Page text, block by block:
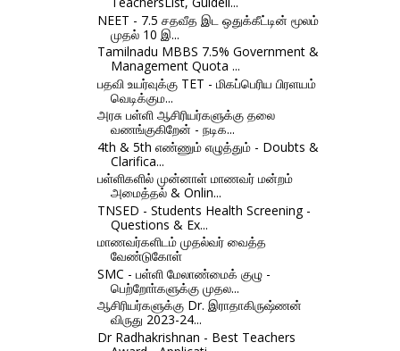
NEET - 7.5 சதவீத இட ஒதுக்கீட்டின் மூலம்
முதல் 10 இ...
Tamilnadu MBBS 7.5% Government &
Management Quota ...
பதவி உயர்வுக்கு TET - மிகப்பெரிய பிரளயம்
வெடிக்கும...
அரசு பள்ளி ஆசிரியர்களுக்கு தலை
வணங்குகிறேன் - நடிக...
4th & 5th எண்ணும் எழுத்தும் - Doubts &
Clarifica...
பள்ளிகளில் முன்னாள் மாணவர் மன்றம்
அமைத்தல் & Onlin...
TNSED - Students Health Screening -
Questions & Ex...
மாணவர்களிடம் முதல்வர் வைத்த
வேண்டுகோள்
SMC - பள்ளி மேலாண்மைக் குழு -
பெற்றோா்களுக்கு முதல...
ஆசிரியர்களுக்கு Dr. இராதாகிருஷ்ணன்
விருது 2023-24...
Dr Radhakrishnan - Best Teachers